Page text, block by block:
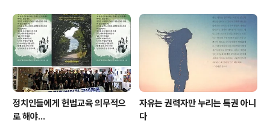
정치인들에게 헌법교육 의무적으
로 해야…
자유는 권력자만 누리는 특권 아니
다